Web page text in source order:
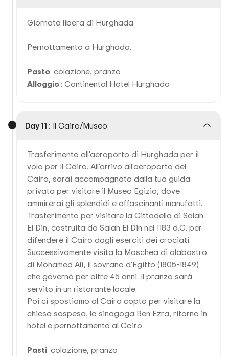
Giornata libera di Hurghada
Pernottamento a Hurghada.
Pasto: colazione, pranzo
Alloggio: Continental Hotel Hurghada
Day 11 : Il Cairo/Museo
Trasferimento all'aeroporto di Hurghada per il
volo per Il Cairo. All'arrivo all'aeroporto del
Cairo, sarai accompagnato dalla tua guida
privata per visitare il Museo Egizio, dove
ammirerai gli splendidi e affascinanti manufatti.
Trasferimento per visitare la Cittadella di Salah
El Din, costruita da Salah El Din nel 1183 d.C. per
difendere il Cairo dagli eserciti dei crociati.
Successivamente visita la Moschea di alabastro
di Mohamed Ali, il sovrano d'Egitto (1805-1849)
che governò per oltre 45 anni. Il pranzo sarà
servito in un ristorante locale.
Poi ci spostiamo al Cairo copto per visitare la
chiesa sospesa, la sinagoga Ben Ezra, ritorno in
hotel e pernottamento al Cairo.
Pasti: colazione, pranzo